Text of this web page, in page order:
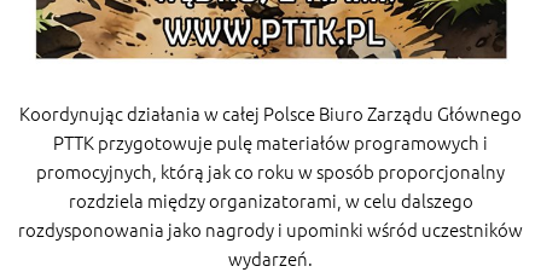
Koordynując działania w całej Polsce Biuro Zarządu Głównego
PTTK przygotowuje pulę materiałów programowych i
promocyjnych, którą jak co roku w sposób proporcjonalny
rozdziela między organizatorami, w celu dalszego
rozdysponowania jako nagrody i upominki wśród uczestników
wydarzeń.